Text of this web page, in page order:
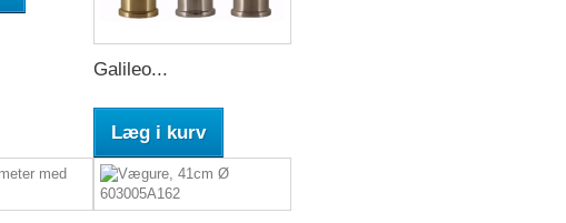
Galileo...
Læg i kurv